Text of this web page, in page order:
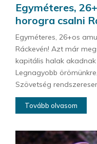
Egyméteres,
horogra csalni
Egyméteres, 26+os
Ráckevén! Azt már
kapitális halak
Legnagyobb
Szövetség
Tovább olvasom